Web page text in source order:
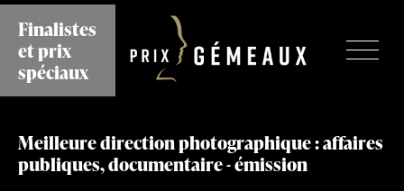
Aller
contenu
principal
Finalistes
et prix
spéciaux
Meilleure direction photographique : affaires
publiques, documentaire - émission